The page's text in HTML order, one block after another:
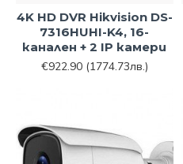
4K HD DVR Hikvision DS-
7316HUHI-K4, 16-
канален + 2 IP камери
€922.90 (1774.73лв.)